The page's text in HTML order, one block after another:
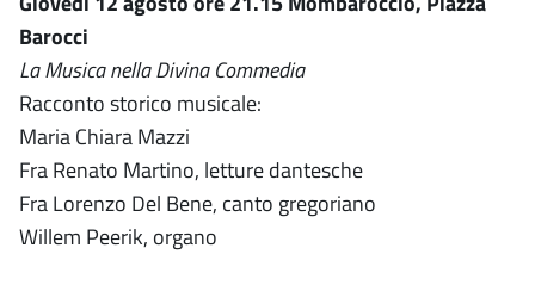
Barocci
La Musica nella Divina Commedia
Racconto storico musicale:
Maria Chiara Mazzi
Fra Renato Martino, letture dantesche
Fra Lorenzo Del Bene, canto gregoriano
Willem Peerik, organo